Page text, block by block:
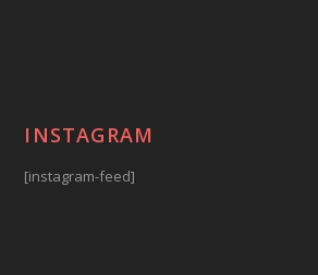
INSTAGRAM
[instagram-feed]